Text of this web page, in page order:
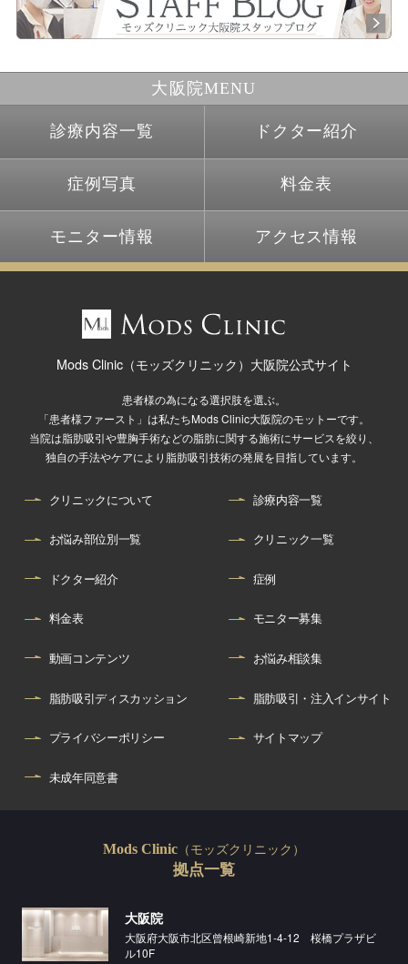
大阪院MENU
診療内容一覧 ドクター紹介
症例写真 料金表
モニター情報 アクセス情報
Mods Clinic（モッズクリニック）大阪院公式サイト
患者様の為になる選択肢を選ぶ。
「患者様ファースト」は私たちMods Clinic大阪院のモットーです。
当院は脂肪吸引や豊胸手術などの脂肪に関する施術にサービスを絞り、
独自の手法やケアにより脂肪吸引技術の発展を目指しています。
クリニックについて 診療内容一覧
お悩み部位別一覧 クリニック一覧
ドクター紹介 症例
料金表 モニター募集
動画コンテンツ お悩み相談集
脂肪吸引ディスカッション 脂肪吸引・注入インサイト
プライバシーポリシー サイトマップ
未成年同意書
Mods Clinic （モッズクリニック）
拠点一覧
大阪院
大阪府大阪市北区曾根崎新地1-4-12 桜橋プラザビ
ル10F